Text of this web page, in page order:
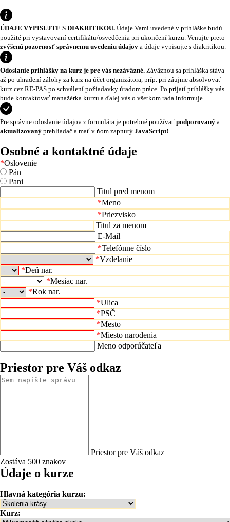
ÚDAJE VYPISUJTE S DIAKRITIKOU. Údaje Vami uvedené v prihláške budú
použité pri vystavovaní certifikátu/osvedčenia pri ukončení kurzu. Venujte preto
zvýšenú pozornosť správnemu uvedeniu údajov a údaje vypisujte s diakritikou.
Odoslanie prihlášky na kurz je pre vás nezáväzné. Záväznou sa prihláška stáva
až po uhradení zálohy za kurz na účet organizátora, príp. pri záujme absolvovať
kurz cez RE-PAS po schválení požiadavky úradom práce. Po prijatí prihlášky vás
bude kontaktovať manažérka kurzu a ďalej vás o všetkom rada informuje.
Pre správne odoslanie údajov z formulára je potrebné používať podporovaný a
aktualizovaný prehliadač a mať v ňom zapnutý JavaScript!
Osobné a kontaktné údaje
*Oslovenie
Pán
Pani
Titul pred menom
*Meno
*Priezvisko
Titul za menom
E-Mail
*Telefónne číslo
*Vzdelanie
*Deň nar.
*Mesiac nar.
*Rok nar.
*Ulica
*PSČ
*Mesto
*Miesto narodenia
Meno odporúčateľa
Priestor pre Váš odkaz
Priestor pre Váš odkaz
Zostáva 500 znakov
Údaje o kurze
Hlavná kategória kurzu:
Kurz: